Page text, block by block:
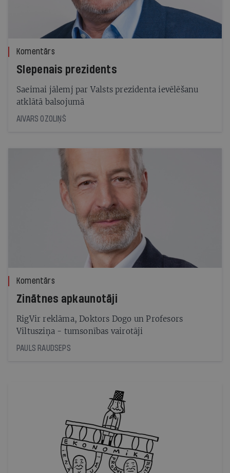
Komentārs
Slepenais prezidents
Saeimai jālemj par Valsts prezidenta ievēlēšanu
atklātā balsojumā
AIVARS OZOLIŅŠ
Komentārs
Zinātnes apkaunotāji
RigVir reklāma, Doktors Dogo un Profesors
Viltusziņa - tumsonības vairotāji
PAULS RAUDSEPS